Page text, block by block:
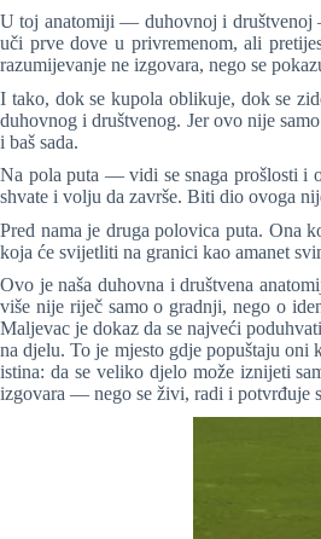
U toj anatomiji — duhovnoj i društvenoj
uči prve dove u privremenom, ali
razumijevanje ne izgovara, nego se
I tako, dok se kupola oblikuje, dok se
duhovnog i društvenog. Jer ovo nije
i baš sada.
Na pola puta — vidi se snaga prošlosti i
shvate i volju da završe. Biti dio ovoga
Pred nama je druga polovica puta. Ona
koja će svijetliti na granici kao amanet
Ovo je naša duhovna i društvena
više nije riječ samo o gradnji, nego o
Maljevac je dokaz da se najveći
na djelu. To je mjesto gdje popuštaju oni
istina: da se veliko djelo može iznijeti
izgovara — nego se živi, radi i potvrđuje